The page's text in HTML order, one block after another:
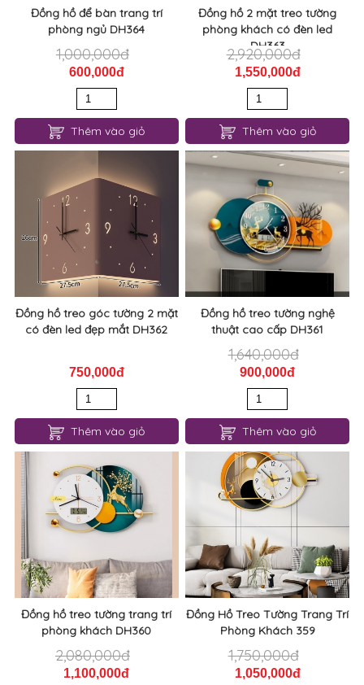
1,000,000đ
600,000đ
Thêm vào giỏ
DH363
2,920,000đ
1,550,000đ
Thêm vào giỏ
Đồng hồ treo góc tường 2 mặt
có đèn led đẹp mắt DH362
750,000đ
Thêm vào giỏ
Đồng hồ treo tường nghệ
thuật cao cấp DH361
1,640,000đ
900,000đ
Thêm vào giỏ
Đồng hồ treo tường trang trí
phòng khách DH360
2,080,000đ
1,100,000đ
Đồng Hồ Treo Tường Trang Trí
Phòng Khách 359
1,750,000đ
1,050,000đ